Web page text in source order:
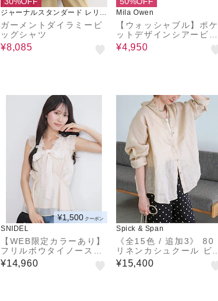
ジャーナルスタンダード レリュ
ーム
ガーメントダイラミービ
ッグシャツ
¥8,085
Mila Owen
【ウォッシャブル】ポケ
ットデザインシアービッ
グシャツ
¥4,950
¥1,500 クーポン
SNIDEL
【WEB限定カラーあり】
フリルボウタイノースリ
ブラウス
¥14,960
Spick & Span
《全15色 / 追加3》 80
リネンカシュクール ビッ
グシャツ
¥15,400